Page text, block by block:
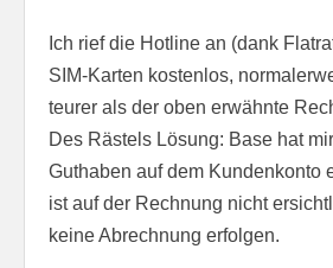
Ich rief die Hotline an (dank
SIM-Karten kostenlos,
teurer als der oben erwähnte
Des Rästels Lösung: Base hat
Guthaben auf dem Kundenkonto
ist auf der Rechnung nicht
keine Abrechnung erfolgen.